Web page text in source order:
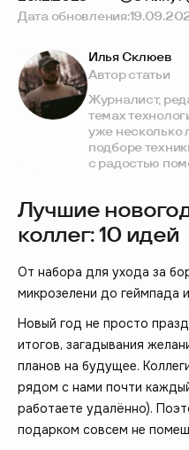
Дата обновления:
Лучшие
коллег: 10 идей
От набора для ухода за
микрозелени до геймпада
Новый год не просто
итогов, загадывания
планов на будущее.
рядом с нами почти
работаете удалённо).
подарком совсем не
Илья Склюев
Автор статьи
Журналист,
темах
уже несколько
подборе
с радостью